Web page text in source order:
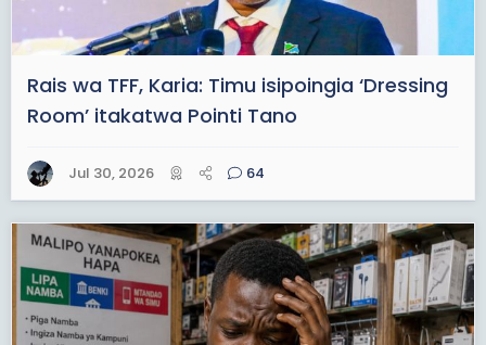
Rais wa TFF, Karia: Timu isipoingia ‘Dressing
Room’ itakatwa Pointi Tano
Jul 30, 2026 64